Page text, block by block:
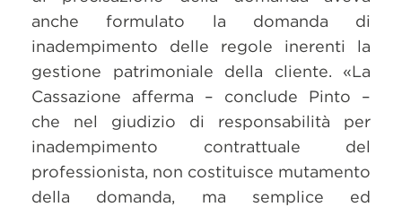
anche formulato la domanda di
inadempimento delle regole inerenti la
gestione patrimoniale della cliente. «La
Cassazione afferma – conclude Pinto –
che nel giudizio di responsabilità per
inadempimento contrattuale del
professionista, non costituisce mutamento
della domanda, ma semplice ed